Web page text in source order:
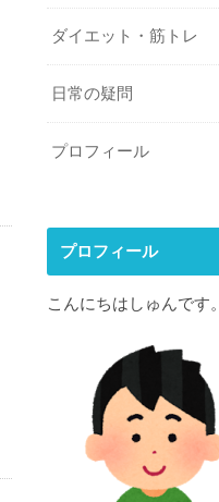
ダイエット・筋トレ
日常の疑問
プロフィール
プロフィール
こんにちはしゅんです。